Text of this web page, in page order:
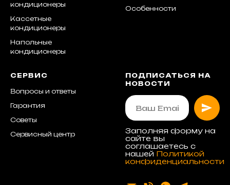
кондиционеры
Кассетные
кондиционеры
Напольные
кондиционеры
Особенности
СЕРВИС
Вопросы и ответы
Гарантия
Советы
Сервисный центр
ПОДПИСАТЬСЯ НА
НОВОСТИ
Заполняя форму на
сайте вы
соглашаетесь с
нашей Политикой
конфиденциальности